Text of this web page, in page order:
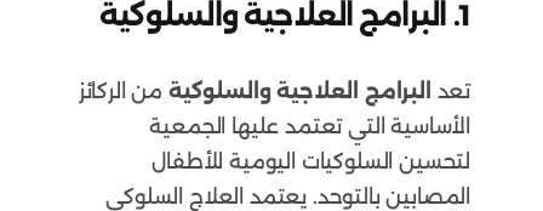
1. البرامج العلاجية والسلوكية
تعد البرامج العلاجية والسلوكية من الركائز
الأساسية التي تعتمد عليها الجمعية
لتحسين السلوكيات اليومية للأطفال
المصابين بالتوحد. يعتمد العلاج السلوكي